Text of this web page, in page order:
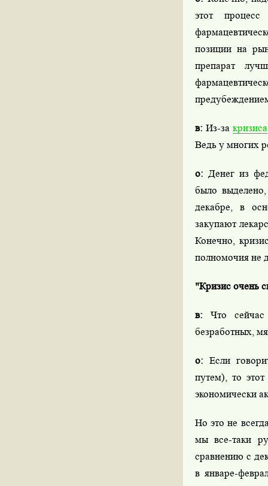
этот
позиции на
препарат
в: Из-за кризиса
Ведь у многих
о: Денег из
было
декабре, в
закупают
Конечно,
полномочия не
"Кризис очень
в: Что
безработных,
о: Если
путем), то
экономически
Но это не
мы все-таки
сравнению с
в январе-